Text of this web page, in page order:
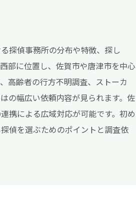
探偵事務所の分布や特徴、探し
部に位置し、佐賀市や唐津市を中心
高齢者の行方不明調査、ストーカ
の幅広い依頼内容が見られます。佐
携による広域対応が可能です。初め
偵を選ぶためのポイントと調査依